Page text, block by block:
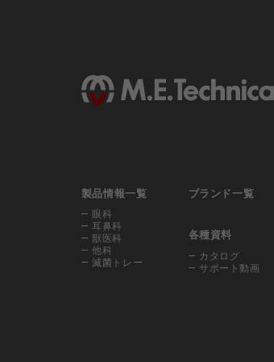
製品情報一覧
眼科
耳鼻科
獣医科
他科
滅菌トレー
ブランド一覧
各種資料
カタログ
サポート動画